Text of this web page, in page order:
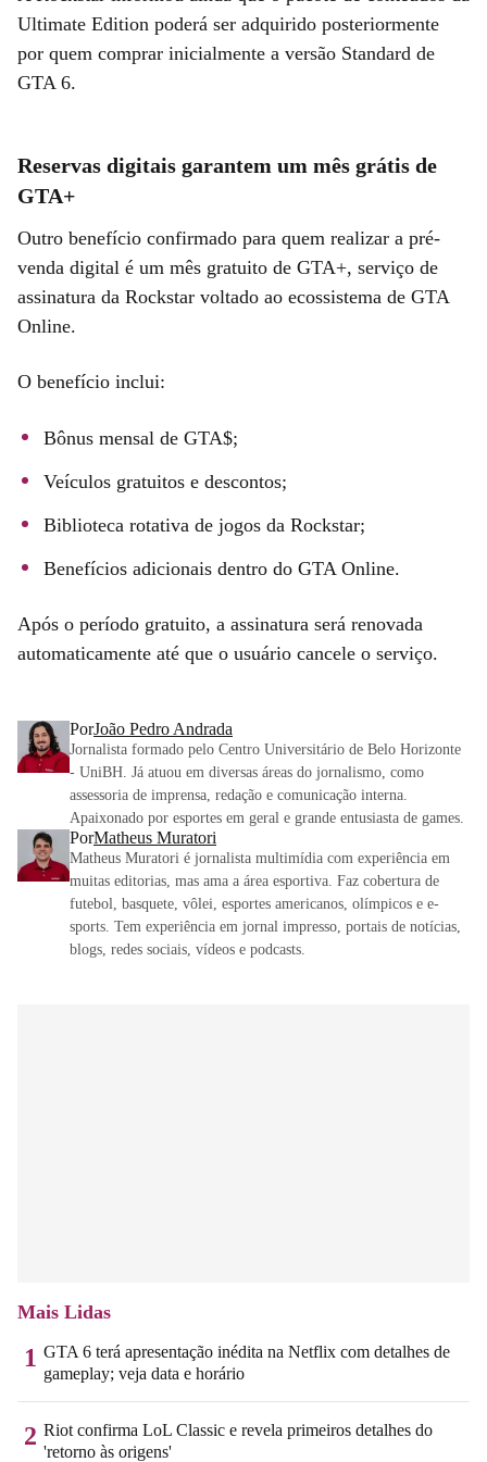
Ultimate Edition poderá ser adquirido posteriormente
por quem comprar inicialmente a versão Standard de
GTA 6.
Reservas digitais garantem um mês grátis de
GTA+
Outro benefício confirmado para quem realizar a pré-
venda digital é um mês gratuito de GTA+, serviço de
assinatura da Rockstar voltado ao ecossistema de GTA
Online.
O benefício inclui:
Bônus mensal de GTA$;
Veículos gratuitos e descontos;
Biblioteca rotativa de jogos da Rockstar;
Benefícios adicionais dentro do GTA Online.
Após o período gratuito, a assinatura será renovada
automaticamente até que o usuário cancele o serviço.
PorJoão Pedro Andrada
Jornalista formado pelo Centro Universitário de Belo Horizonte
- UniBH. Já atuou em diversas áreas do jornalismo, como
assessoria de imprensa, redação e comunicação interna.
Apaixonado por esportes em geral e grande entusiasta de games.
PorMatheus Muratori
Matheus Muratori é jornalista multimídia com experiência em
muitas editorias, mas ama a área esportiva. Faz cobertura de
futebol, basquete, vôlei, esportes americanos, olímpicos e e-
sports. Tem experiência em jornal impresso, portais de notícias,
blogs, redes sociais, vídeos e podcasts.
Mais Lidas
1 GTA 6 terá apresentação inédita na Netflix com detalhes de
gameplay; veja data e horário
2 Riot confirma LoL Classic e revela primeiros detalhes do
'retorno às origens'